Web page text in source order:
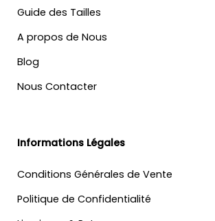
Guide des Tailles
A propos de Nous
Blog
Nous Contacter
Informations Légales
Conditions Générales de Vente
Politique de Confidentialité